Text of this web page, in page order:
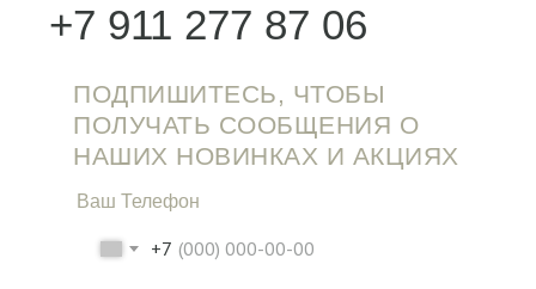
+7 911 277 87 06
ПОДПИШИТЕСЬ, ЧТОБЫ
ПОЛУЧАТЬ СООБЩЕНИЯ О
НАШИХ НОВИНКАХ И АКЦИЯХ
Ваш Телефон
+7